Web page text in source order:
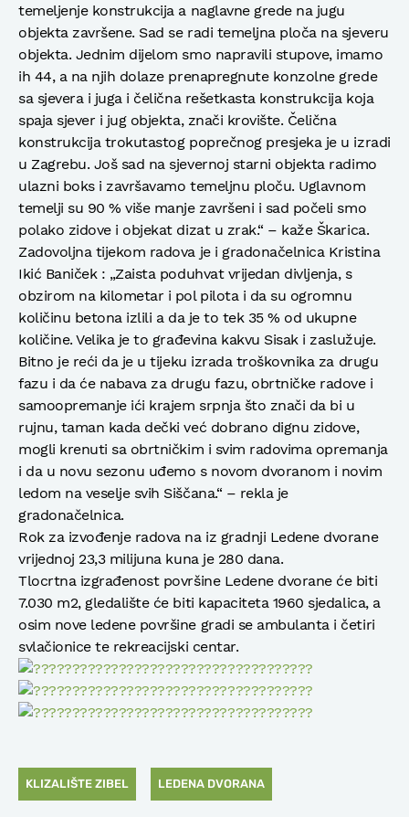
temeljenje konstrukcija a naglavne grede na jugu
objekta završene. Sad se radi temeljna ploča na sjeveru
objekta. Jednim dijelom smo napravili stupove, imamo
ih 44, a na njih dolaze prenapregnute konzolne grede
sa sjevera i juga i čelična rešetkasta konstrukcija koja
spaja sjever i jug objekta, znači krovište. Čelična
konstrukcija trokutastog poprečnog presjeka je u izradi
u Zagrebu. Još sad na sjevernoj starni objekta radimo
ulazni boks i završavamo temeljnu ploču. Uglavnom
temelji su 90 % više manje završeni i sad počeli smo
polako zidove i objekat dizat u zrak.“ – kaže Škarica.
Zadovoljna tijekom radova je i gradonačelnica Kristina
Ikić Baniček : „Zaista poduhvat vrijedan divljenja, s
obzirom na kilometar i pol pilota i da su ogromnu
količinu betona izlili a da je to tek 35 % od ukupne
količine. Velika je to građevina kakvu Sisak i zaslužuje.
Bitno je reći da je u tijeku izrada troškovnika za drugu
fazu i da će nabava za drugu fazu, obrtničke radove i
samoopremanje ići krajem srpnja što znači da bi u
rujnu, taman kada dečki već dobrano dignu zidove,
mogli krenuti sa obrtničkim i svim radovima opremanja
i da u novu sezonu uđemo s novom dvoranom i novim
ledom na veselje svih Siščana.“ – rekla je
gradonačelnica.
Rok za izvođenje radova na iz gradnji Ledene dvorane
vrijednoj 23,3 milijuna kuna je 280 dana.
Tlocrtna izgrađenost površine Ledene dvorane će biti
7.030 m2, gledalište će biti kapaciteta 1960 sjedalica, a
osim nove ledene površine gradi se ambulanta i četiri
svlačionice te rekreacijski centar.
KLIZALIŠTE ZIBEL LEDENA DVORANA